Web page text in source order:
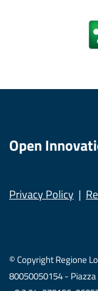
Open
Privacy Policy
© Copyright Regione
80050050154 -